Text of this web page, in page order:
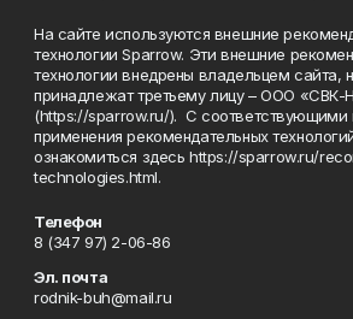
На сайте используются внешние
технологии Sparrow. Эти внешние
технологии внедрены владельцем сайта,
принадлежат третьему лицу – ООО «СВК-
(https://sparrow.ru/). С соответствующими
применения рекомендательных
ознакомиться здесь https://sparrow.ru/
technologies.html.
Телефон
8 (347 97) 2-06-86
Эл. почта
rodnik-buh@mail.ru